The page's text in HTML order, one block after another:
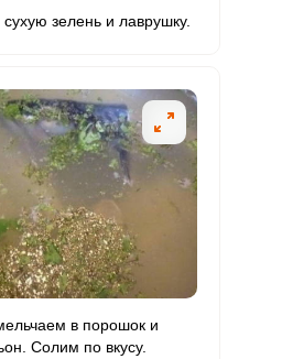
зелень и лаврушку.
в порошок и
Солим по вкусу.